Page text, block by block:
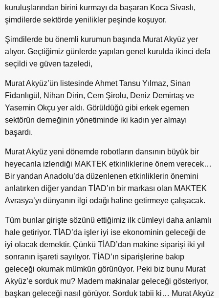
kuruluşlarından birini kurmayı da başaran Koca Sivaslı,
şimdilerde sektörde yenilikler peşinde koşuyor.
Şimdilerde bu önemli kurumun başında Murat Akyüz yer
alıyor. Geçtiğimiz günlerde yapılan genel kurulda ikinci defa
seçildi ve güven tazeledi,
Murat Akyüz’ün listesinde Ahmet Tansu Yılmaz, Sinan
Fidanlıgül, Nihan Dirin, Cem Şirolu, Deniz Demirtaş ve
Yasemin Okçu yer aldı. Görüldüğü gibi erkek egemen
sektörün derneğinin yönetiminde iki kadın yer almayı
başardı.
Murat Akyüz yeni dönemde robotların dansının büyük bir
heyecanla izlendiği MAKTEK etkinliklerine önem verecek…
Bir yandan Anadolu’da düzenlenen etkinliklerin önemini
anlatırken diğer yandan TİAD’ın bir markası olan MAKTEK
Avrasya’yı dünyanın ilgi odağı haline getirmeye çalışacak.
Tüm bunlar girişte sözünü ettiğimiz ilk cümleyi daha anlamlı
hale getiriyor. TİAD’da işler iyi ise ekonominin geleceği de
iyi olacak demektir. Çünkü TİAD’dan makine siparişi iki yıl
sonranın işareti sayılıyor. TİAD’ın siparişlerine bakıp
geleceği okumak mümkün görünüyor. Peki biz bunu Murat
Akyüz’e sorduk mu? Madem makinalar geleceği gösteriyor,
başkan geleceği nasıl görüyor. Sorduk tabii ki… Murat Akyüz